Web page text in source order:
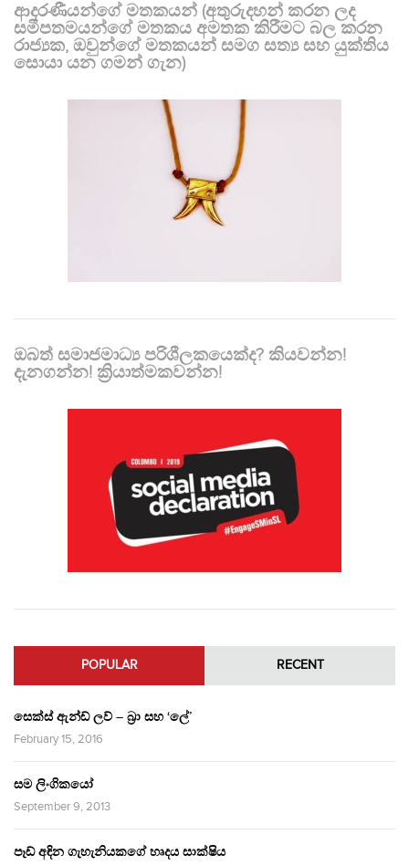
ආදරණීයන්ගේ මතකයන් (අතුරුදහන් කරන ලද
සමීපතමයන්ගේ මතකය අමතක කිරීමට බල කරන
රාජ්‍යක, ඔවුන්ගේ මතකයන් සමග සත්‍ය සහ යුක්තිය
සොයා යන ගමන් ගැන)
ඔබත් සමාජමාධ්‍ය පරිශීලකයෙක්ද? කියවන්න!
දැනගන්න! ක්‍රියාත්මකවන්න!
POPULAR RECENT
සෙක්ස් ඇන්ඩ් ලව් – බ්‍රා සහ ‘ලේ’
February 15, 2016
සම ලිංගිකයෝ
September 9, 2013
පෑඩ් අඳින ගැහැනියකගේ හෘදය සාක්ෂිය